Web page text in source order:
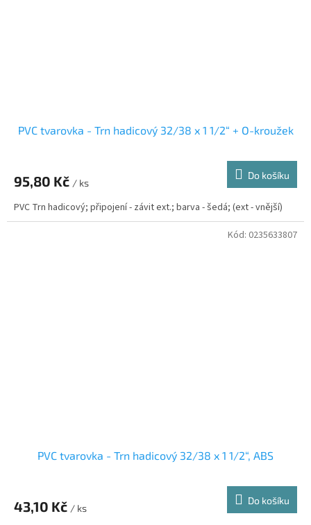
PVC tvarovka - Trn hadicový 32/38 x 1 1/2“ + O-kroužek
95,80 Kč / ks
Do košíku
PVC Trn hadicový; připojení - závit ext.; barva - šedá; (ext - vnější)
PVC tvarovka - Trn hadicový 32/38 x 1 1/2“, ABS
43,10 Kč / ks
Do košíku
Kód: 0235633807